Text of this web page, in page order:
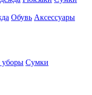
Обувь Аксессуары
уборы Сумки